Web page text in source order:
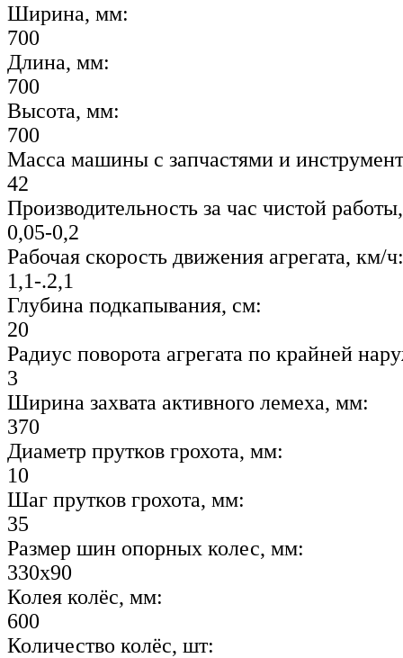
Ширина, мм:
700
Длина, мм:
700
Высота, мм:
700
Масса машины с запчастями и
42
Производительность за час чистой
0,05-0,2
Рабочая скорость движения агрегата, км/ч:
1,1-.2,1
Глубина подкапывания, см:
20
Радиус поворота агрегата по крайней
3
Ширина захвата активного лемеха, мм:
370
Диаметр прутков грохота, мм:
10
Шаг прутков грохота, мм:
35
Размер шин опорных колес, мм:
330x90
Колея колёс, мм:
600
Количество колёс, шт: